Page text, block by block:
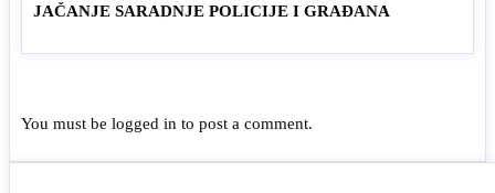
JAČANJE SARADNJE POLICIJE I GRAĐANA
You must be logged in to post a comment.